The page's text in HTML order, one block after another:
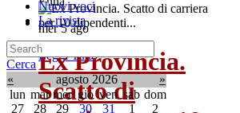
mer 5 ago
Leggi Tutto
Ex Provincia.
Scatto di
Nuovi voci
La rivista
Cerca
«
agosto 2026
»
lun mar mer gio ven sab dom
27
28 29 30 31 1
2